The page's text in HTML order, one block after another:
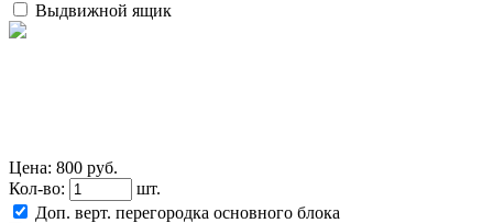
Выдвижной ящик
Цена: 800 руб.
Кол-во:
шт.
Доп. верт. перегородка основного блока